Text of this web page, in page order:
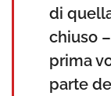
di
chiuso
prima
parte